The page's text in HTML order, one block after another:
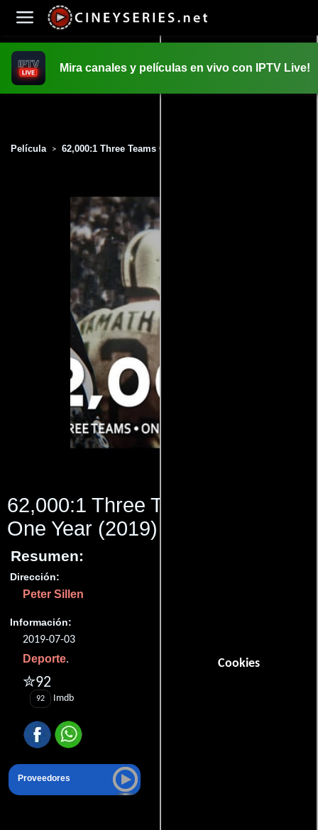
Cookies
Mira canales y películas en vivo con IPTV Live!
Película > 62,000:1 Three Teams One City One Year (2019)
62,000:1 Three Teams One City
One Year (2019)
Resumen:
Dirección:
Peter Sillen
Información:
2019-07-03
Deporte.
✮92
92 Imdb
Proveedores